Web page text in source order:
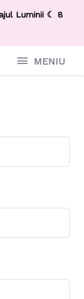
Luminii ☾ 8
MENIU